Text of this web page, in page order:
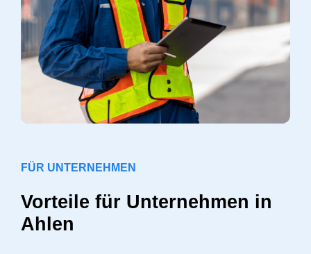
FÜR UNTERNEHMEN
Vorteile für Unternehmen in
Ahlen